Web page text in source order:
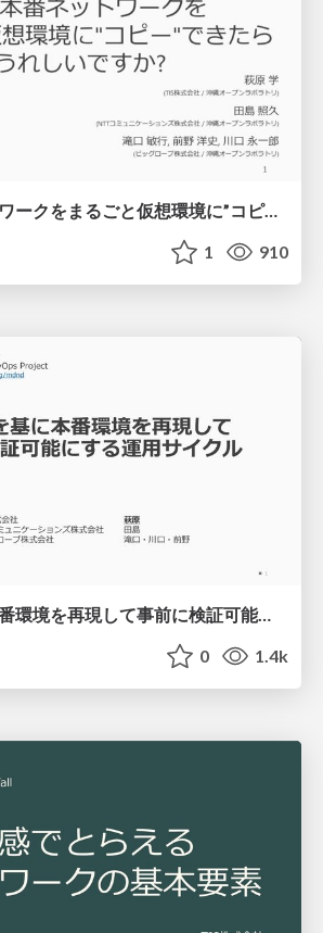
もし本番ネットワークをまるごと仮想環境に”コピー”できたらうれしいですか? / janog51
1 910
モデルを基に本番環境を再現して事前に検証可能にする運用サイクル / ood2022
0 1.4k